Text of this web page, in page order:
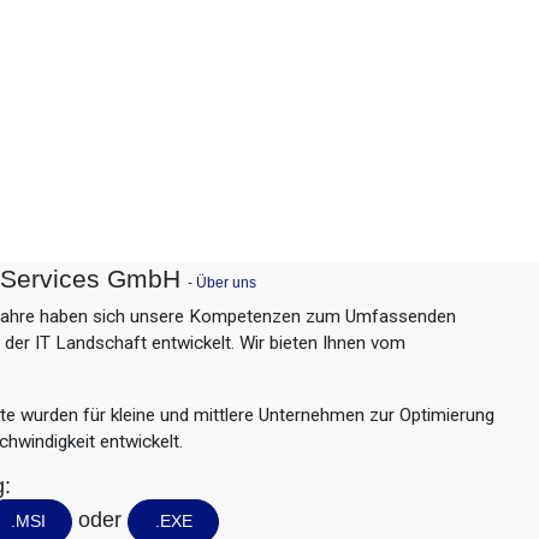
GmbH - Über uns
haben sich unsere Kompetenzen zum Umfassenden
IT Landschaft entwickelt. Wir bieten Ihnen vom
wurden für kleine und mittlere Unternehmen zur Optimierung
entwickelt.
.MSI oder .EXE